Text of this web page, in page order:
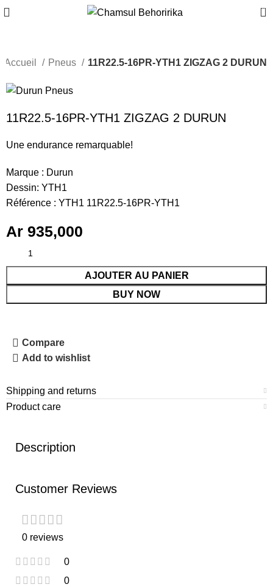
0
Accueil Pneus 11R22.5-16PR-YTH1 ZIGZAG 2 DURUN
11R22.5-16PR-YTH1 ZIGZAG 2 DURUN
Une endurance remarquable!
Marque : Durun
Dessin: YTH1
Référence : YTH1 11R22.5-16PR-YTH1
Ar 935,000
AJOUTER AU PANIER
BUY NOW
Compare
Add to wishlist
Shipping and returns
Product care
Description
Customer Reviews
0 reviews
0
0